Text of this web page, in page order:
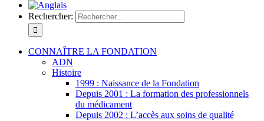
Rechercher:
CONNAÎTRE LA FONDATION
ADN
Histoire
1999 : Naissance de la Fondation
Depuis 2001 : La formation des professionnels
du médicament
Depuis 2002 : L’accès aux soins de qualité